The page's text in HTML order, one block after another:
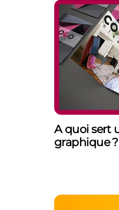
A quoi sert
graphique ?